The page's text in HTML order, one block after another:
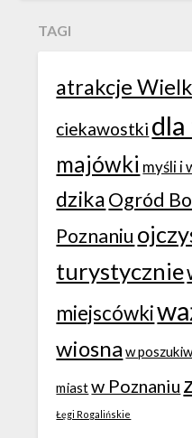
TAGI
atrakcje
ciekawostki
majówki myśli i
dzikaOgród
Poznaniu
turystycznie
miejscówki
wiosna w
miastw Poznaniu
Łęgi Rogalińskie